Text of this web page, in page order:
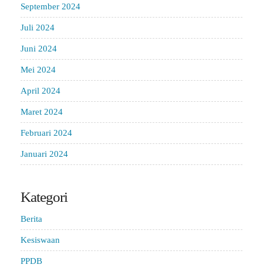
September 2024
Juli 2024
Juni 2024
Mei 2024
April 2024
Maret 2024
Februari 2024
Januari 2024
Kategori
Berita
Kesiswaan
PPDB